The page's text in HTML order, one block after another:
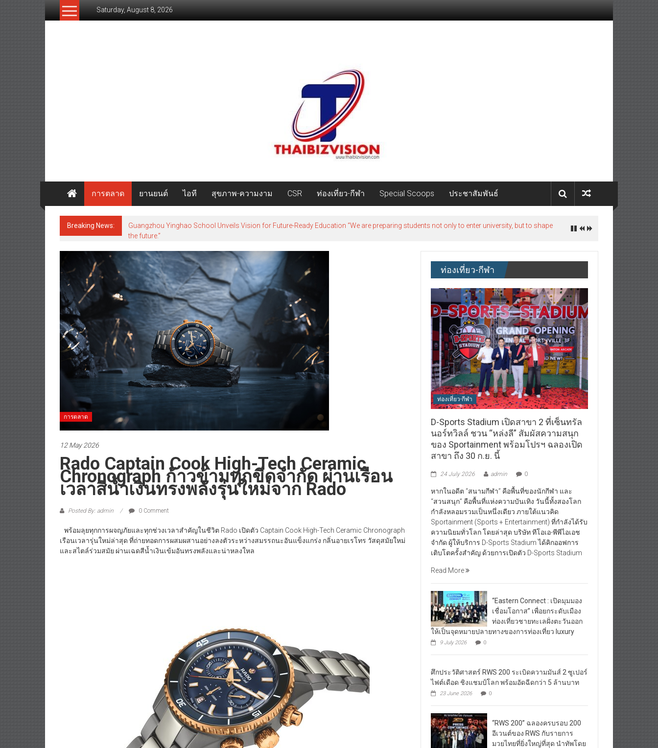
Saturday, August 8, 2026
การตลาด ยานยนต์ ไอที สุขภาพ-ความงาม CSR ท่องเที่ยว-กีฬา Special Scoops ประชาสัมพันธ์
Breaking News:
Guangzhou Yinghao School Unveils Vision for Future-Ready Education “We are preparing students not only to enter university, but to shape
the future.”
การตลาด
12 May 2026
Rado Captain Cook High-Tech Ceramic
Chronograph ก้าวข้ามทุกขีดจำกัด ผ่านเรือน
เวลาสีน้ำเงินทรงพลังรุ่นใหม่จาก Rado
Posted By: admin 0 Comment
พร้อมลุยทุกการผจญภัยและทุกช่วงเวลาสำคัญในชีวิต Rado เปิดตัว Captain Cook High-Tech Ceramic Chronograph
เรือนเวลารุ่นใหม่ล่าสุด ที่ถ่ายทอดการผสมผสานอย่างลงตัวระหว่างสมรรถนะอันแข็งแกร่ง กลิ่นอายเรโทร วัสดุสมัยใหม่
และสไตล์ร่วมสมัย ผ่านเฉดสีน้ำเงินเข้มอันทรงพลังและน่าหลงใหล
ท่องเที่ยว-กีฬา
ท่องเที่ยว-กีฬา
D-Sports Stadium เปิดสาขา 2 ที่เซ็นทรัล
นอร์ทวิลล์ ชวน “หล่งลี” สัมผัสความสนุก
ของ Sportainment พร้อมโปรฯ ฉลองเปิด
สาขา ถึง 30 ก.ย. นี้
24 July 2026 admin 0
หากในอดีต “สนามกีฬา” คือพื้นที่ของนักกีฬา และ
“สวนสนุก” คือพื้นที่แห่งความบันเทิง วันนี้ทั้งสองโลก
กำลังหลอมรวมเป็นหนึ่งเดียว ภายใต้แนวคิด
Sportainment (Sports + Entertainment) ที่กำลังได้รับ
ความนิยมทั่วโลก โดยล่าสุด บริษัท ทีโอเอ-พีพีไอเอช
จำกัด ผู้ให้บริการ D-Sports Stadium ได้คิกออฟการ
เติบโตครั้งสำคัญ ด้วยการเปิดตัว D-Sports Stadium
Read More
“Eastern Connect : เปิดมุมมอง
เชื่อมโอกาส” เพื่อยกระดับเมือง
ท่องเที่ยวชายทะเลฝั่งตะวันออก
ให้เป็นจุดหมายปลายทางของการท่องเที่ยว luxury
9 July 2026 0
ศึกประวัติศาสตร์ RWS 200 ระเบิดความมันส์ 2 ซูเปอร์
ไฟต์เดือด ชิงแชมป์โลก พร้อมอัดฉีดกว่า 5 ล้านบาท
23 June 2026 0
“RWS 200” ฉลองครบรอบ 200
อีเวนต์ของ RWS กับรายการ
มวยไทยที่ยิ่งใหญ่ที่สุด นำทัพโดย